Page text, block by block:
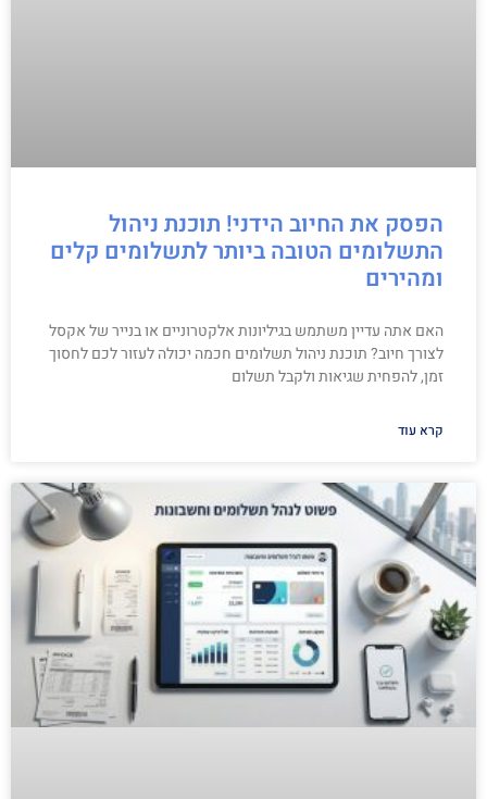
הפסק את החיוב הידני! תוכנת ניהול
התשלומים הטובה ביותר לתשלומים קלים
ומהירים
האם אתה עדיין משתמש בגיליונות אלקטרוניים או בנייר של אקסל
לצורך חיוב? תוכנת ניהול תשלומים חכמה יכולה לעזור לכם לחסוך
זמן, להפחית שגיאות ולקבל תשלום
קרא עוד